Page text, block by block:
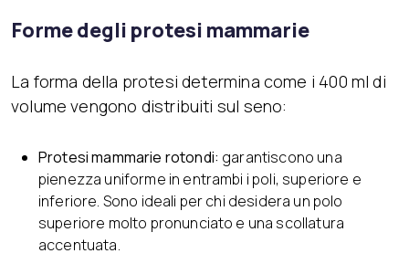
Forme degli protesi mammarie
La forma della protesi determina come i 400 ml di
volume vengono distribuiti sul seno:
Protesi mammarie rotondi: garantiscono una
pienezza uniforme in entrambi i poli, superiore e
inferiore. Sono ideali per chi desidera un polo
superiore molto pronunciato e una scollatura
accentuata.